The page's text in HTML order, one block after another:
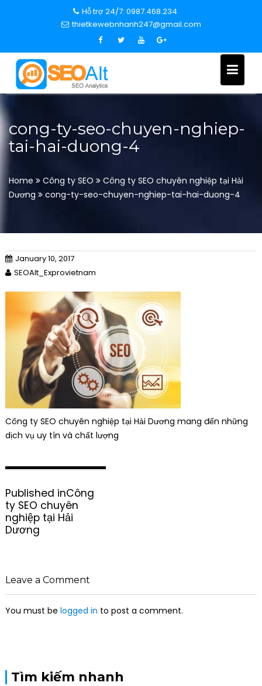
c
o
n
Hỗ trợ 24/7: 0987.468.234
thietkewebnhanh247@gmail.com
cong-ty-seo-chuyen-nghiep-
tai-hai-duong-4
Home Công ty SEO
Công ty SEO chuyên nghiệp tại Hải
Dương
cong-ty-seo-chuyen-nghiep-tai-hai-duong-4
January 10, 2017
SEOAlt_Exprovietnam
Công ty SEO chuyên nghiệp tại Hải Dương mang đến những
dịch vụ uy tín và chất lượng
o
s
t
n
i
g
t
Published inCông
ty SEO chuyên
nghiệp tại Hải
Dương
Leave a Comment
You must be logged in to post a comment.
Tìm kiếm nhanh